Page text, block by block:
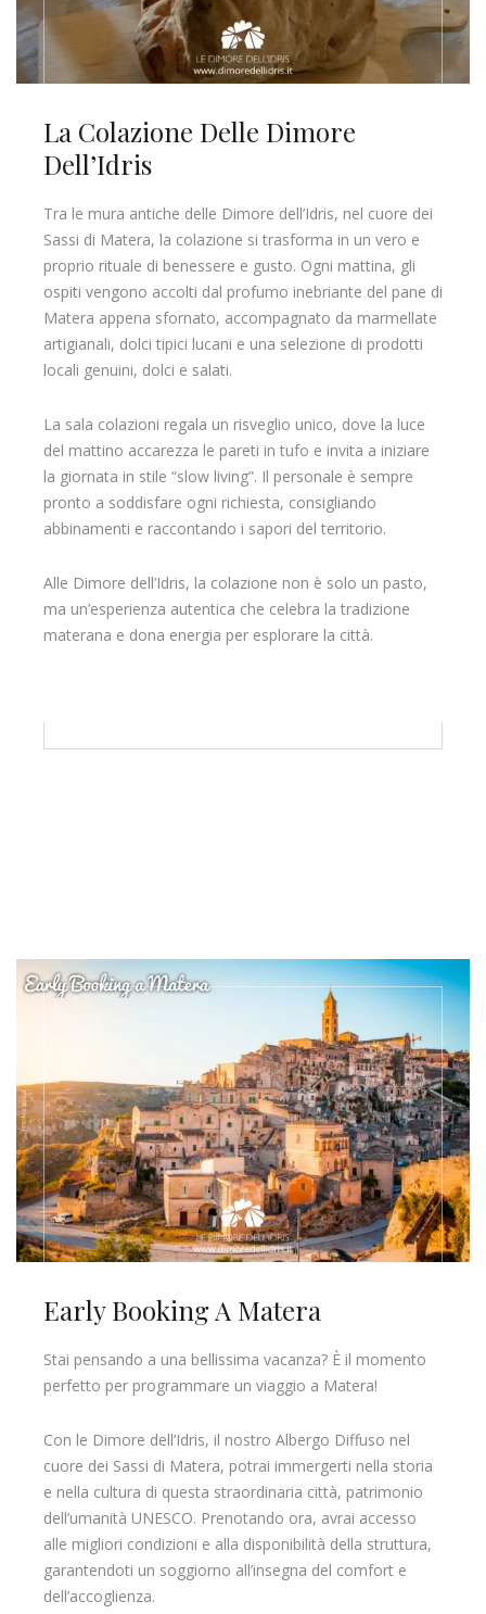
La Colazione Delle Dimore
Dell’Idris
Tra le mura antiche delle Dimore dell’Idris, nel cuore dei
Sassi di Matera, la colazione si trasforma in un vero e
proprio rituale di benessere e gusto. Ogni mattina, gli
ospiti vengono accolti dal profumo inebriante del pane di
Matera appena sfornato, accompagnato da marmellate
artigianali, dolci tipici lucani e una selezione di prodotti
locali genuini, dolci e salati.
La sala colazioni regala un risveglio unico, dove la luce
del mattino accarezza le pareti in tufo e invita a iniziare
la giornata in stile “slow living”. Il personale è sempre
pronto a soddisfare ogni richiesta, consigliando
abbinamenti e raccontando i sapori del territorio.
Alle Dimore dell’Idris, la colazione non è solo un pasto,
ma un’esperienza autentica che celebra la tradizione
materana e dona energia per esplorare la città.
Early Booking A Matera
Stai pensando a una bellissima vacanza? È il momento
perfetto per programmare un viaggio a Matera!
Con le Dimore dell’Idris, il nostro Albergo Diffuso nel
cuore dei Sassi di Matera, potrai immergerti nella storia
e nella cultura di questa straordinaria città, patrimonio
dell’umanità UNESCO. Prenotando ora, avrai accesso
alle migliori condizioni e alla disponibilità della struttura,
garantendoti un soggiorno all’insegna del comfort e
dell’accoglienza.